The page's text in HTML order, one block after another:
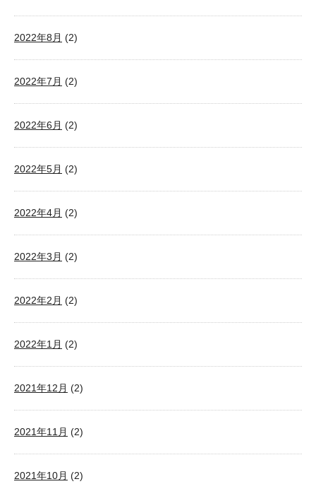
2022年8月 (2)
2022年7月 (2)
2022年6月 (2)
2022年5月 (2)
2022年4月 (2)
2022年3月 (2)
2022年2月 (2)
2022年1月 (2)
2021年12月 (2)
2021年11月 (2)
2021年10月 (2)